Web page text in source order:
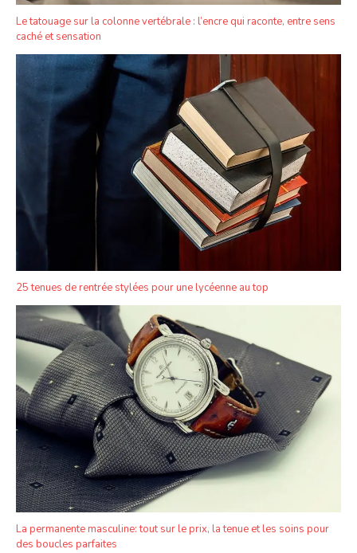
Le tatouage sur la colonne vertébrale : l’encre qui raconte, entre sens
caché et sensation
25 tenues de rentrée stylées pour une lycéenne au top
La permanente masculine: tout sur le prix, la tenue et les soins pour
des boucles parfaites